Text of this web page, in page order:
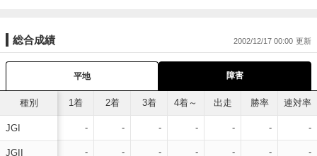
総合成績 2002/12/17 00:00
平地 障害
種別
JGI
JGII
1着 2着 3着 4着～ 出走 勝率 連対率
- - - - - - -
- - - - - - -